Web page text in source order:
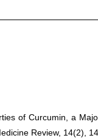
of Curcumin, a
Review, 14(2),